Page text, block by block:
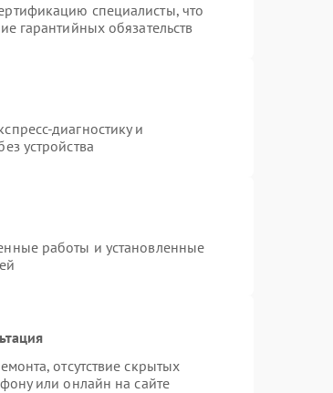
специалисты, что
гарантийных обязательств
диагностику и
устройства
работы и установленные
отсутствие скрытых
или онлайн на сайте